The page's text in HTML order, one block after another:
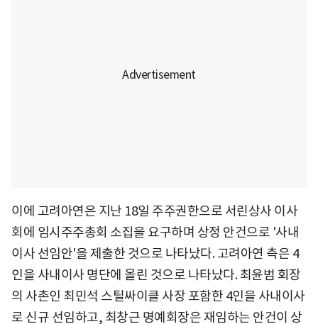
이에 고려아연은 지난 18일 주주권한으로 서린상사 이사
회에 임시주주총회 소집을 요구하며 상정 안건으로 '사내
이사 선임안'을 제출한 것으로 나타났다. 고려아연 측은 4
인을 사내이사 명단에 올린 것으로 나타났다. 최윤범 회장
의 사촌인 최민석 스틸싸이클 사장 포함한 4인을 사내이사
로 신규 선임하고, 최창근 명예회장은 재임하는 안건이 상